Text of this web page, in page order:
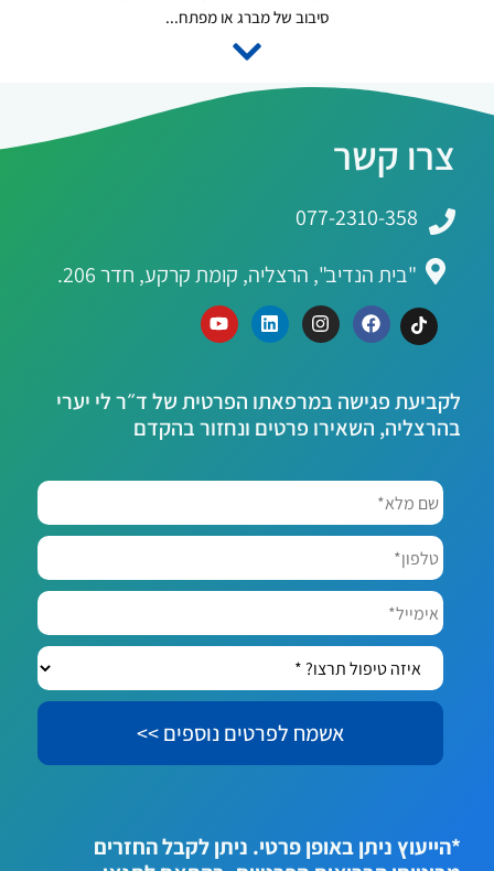
סיבוב של מברג או מפתח...
צרו קשר
077-2310-358
"בית הנדיב", הרצליה, קומת קרקע, חדר 206.
לקביעת פגישה במרפאתו הפרטית של ד״ר לי יערי
בהרצליה, השאירו פרטים ונחזור בהקדם
שם
מלא* *
טלפון*
אימייל*
איזה
טיפול
תרצו?
*הייעוץ ניתן באופן פרטי. ניתן לקבל החזרים